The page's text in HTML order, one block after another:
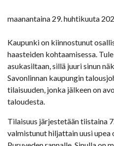
maanantaina 29. huhtikuuta
Kaupunki on kiinnostunut
haasteiden kohtaamisessa.
asukasiltaan, sillä juuri sinun
Savonlinnan kaupungin
tilaisuuden, jonka jälkeen on
taloudesta.
Tilaisuus järjestetään tiistaina
valmistunut hiljattain uusi